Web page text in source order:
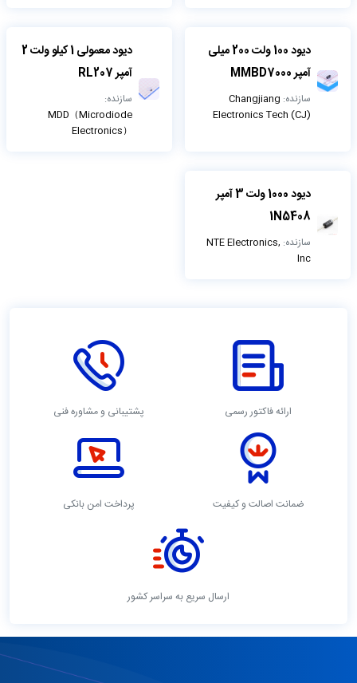
دیود 100 ولت 200 میلی
آمپر MMBD7000
سازنده: Changjiang
Electronics Tech (CJ)
دیود معمولی 1 کیلو ولت 2
آمپر RL207
سازنده:
MDD（Microdiode
Electronics）
دیود 1000 ولت 3 آمپر
1N5408
سازنده: NTE Electronics,
Inc
ارائه فاکتور رسمی پشتیبانی و مشاوره فنی
ضمانت اصالت و کیفیت پرداخت امن بانکی
ارسال سریع به سراسر کشور